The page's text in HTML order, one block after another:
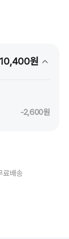
10,400원
-2,600원
료배송